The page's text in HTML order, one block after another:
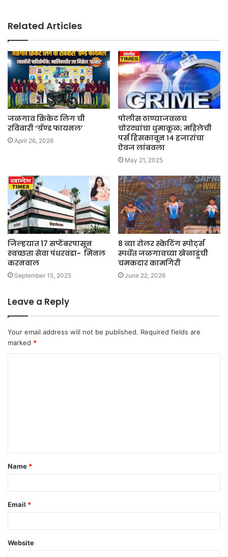
Related Articles
जळगाव क्रिकेट लिग ची
रविवारी ‘ग्रॅण्ड फायनल’
April 26, 2026
पोलीस ठाण्याजवळच
चोरट्यांचा धुमाकूळ; महिलेची
पर्स हिसकावून १४ हजारांचा
ऐवज लांबवला
May 21, 2025
जिल्‍हयात 17 सप्‍टेंबरपासून
स्‍वच्‍छता सेवा पंधरवडा- मिनल
करनवाल
September 15, 2025
8 व्या रोलर स्केटिंग स्पोर्ट्स
स्पर्धेत जळगावच्या खेळाडूंची
चमकदार कामगिरी
June 22, 2026
Leave a Reply
Your email address will not be published. Required fields are
marked *
t
*
Name *
Email *
Website